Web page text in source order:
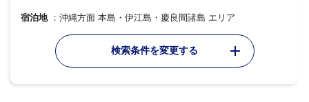
宿泊地 沖縄方面 本島・伊江島・慶良間諸島 エリア
検索条件を変更する